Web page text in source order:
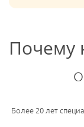
Почему
Более 20 лет